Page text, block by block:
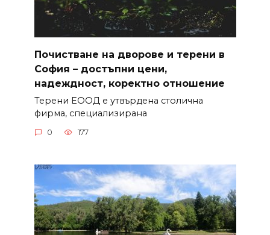
Почистване на дворове и терени в
София – достъпни цени,
надеждност, коректно отношение
Терени ЕООД е утвърдена столична
фирма, специализирана
0 177